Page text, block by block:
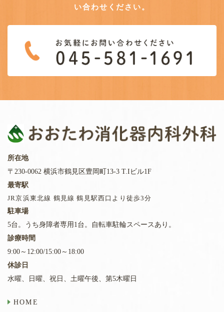
い合わせください。
所在地
〒230-0062 横浜市鶴見区豊岡町13-3 T.Iビル1F
最寄駅
JR京浜東北線 鶴見線 鶴見駅西口より徒歩3分
駐車場
5台。うち身障者専用1台。自転車駐輪スペースあり。
診療時間
9:00～12:00/15:00～18:00
休診日
水曜、日曜、祝日、土曜午後、第5木曜日
HOME